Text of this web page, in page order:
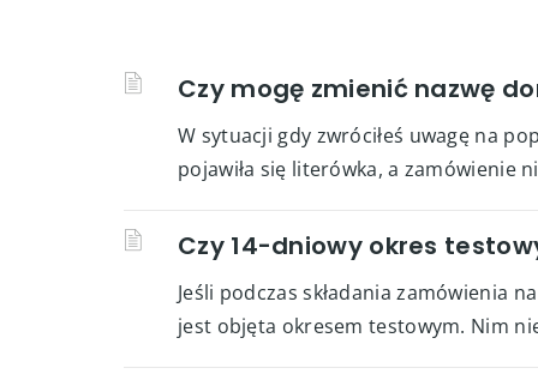
Czy mogę zmienić nazwę
W sytuacji gdy zwróciłeś uwagę na
pojawiła się literówka, a zamówienie
Czy 14-dniowy okres
Jeśli podczas składania zamówienia
jest objęta okresem testowym. Nim